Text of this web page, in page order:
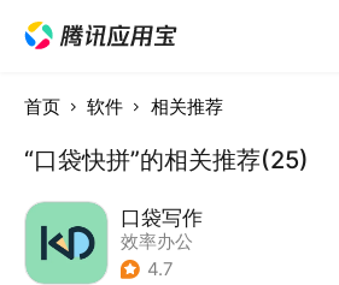
首页 软件 相关推荐
“口袋快拼”的相关推荐(25)
口袋写作
效率办公
4.7